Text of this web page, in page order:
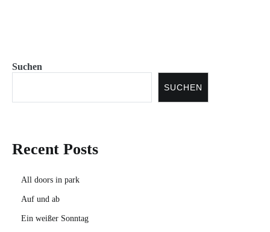
Suchen
SUCHEN
Recent Posts
All doors in park
Auf und ab
Ein weißer Sonntag